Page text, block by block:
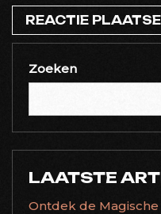
Zoeken
LAATSTE
Ontdek de